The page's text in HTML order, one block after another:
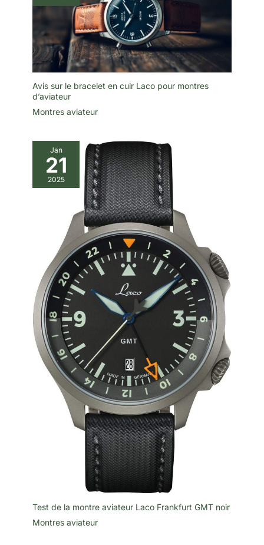
Avis sur le bracelet en cuir Laco pour montres
d’aviateur
Montres aviateur
Jan
21
2025
Test de la montre aviateur Laco Frankfurt GMT noir
Montres aviateur